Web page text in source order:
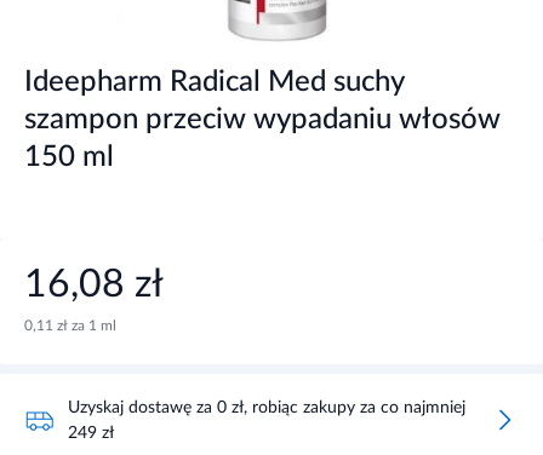
Ideepharm Radical Med suchy
szampon przeciw wypadaniu włosów
150 ml
16,08 zł
0,11 zł za 1 ml
Uzyskaj dostawę za 0 zł, robiąc zakupy za co najmniej
249 zł